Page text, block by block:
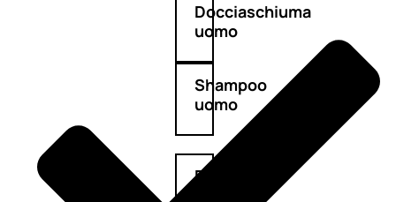
Docciaschiuma
uomo
Shampoo
uomo
Dopobarba